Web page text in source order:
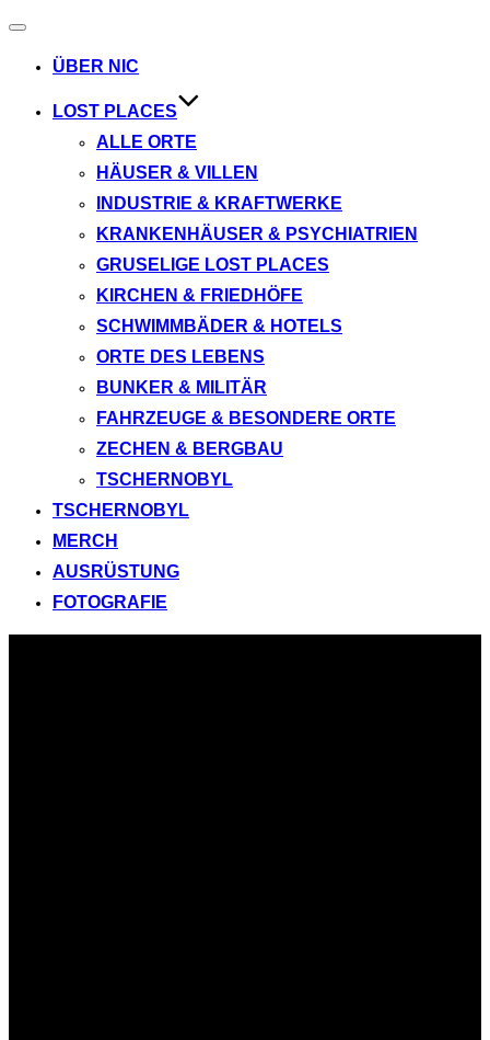
Navigation
ÜBER NIC
LOST PLACES
ALLE ORTE
HÄUSER & VILLEN
INDUSTRIE & KRAFTWERKE
KRANKENHÄUSER & PSYCHIATRIEN
GRUSELIGE LOST PLACES
KIRCHEN & FRIEDHÖFE
SCHWIMMBÄDER & HOTELS
ORTE DES LEBENS
BUNKER & MILITÄR
FAHRZEUGE & BESONDERE ORTE
ZECHEN & BERGBAU
TSCHERNOBYL
TSCHERNOBYL
MERCH
AUSRÜSTUNG
FOTOGRAFIE